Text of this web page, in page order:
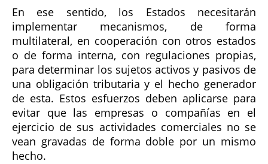
En ese sentido, los Estados necesitarán
implementar mecanismos, de forma
multilateral, en cooperación con otros estados
o de forma interna, con regulaciones propias,
para determinar los sujetos activos y pasivos de
una obligación tributaria y el hecho generador
de esta. Estos esfuerzos deben aplicarse para
evitar que las empresas o compañías en el
ejercicio de sus actividades comerciales no se
vean gravadas de forma doble por un mismo
hecho.